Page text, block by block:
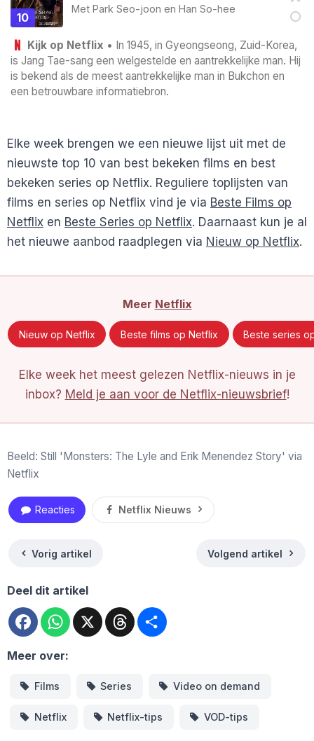
10
Met Park Seo-joon en Han So-hee
Kijk op Netflix • In 1945, in Gyeongseong, Zuid-Korea,
is Jang Tae-sang een welgestelde en aantrekkelijke man. Hij
is bekend als de meest aantrekkelijke man in Bukchon en
een betrouwbare informatiebron.
Elke week brengen we een nieuwe lijst uit met de
nieuwste top 10 van best bekeken films en best
bekeken series op Netflix. Reguliere toplijsten van
films en series op Netflix vind je via Beste Films op
Netflix en Beste Series op Netflix. Daarnaast kun je al
het nieuwe aanbod raadplegen via Nieuw op Netflix.
Meer Netflix
Nieuw op Netflix Beste films op Netflix Beste series
Elke week het meest gelezen Netflix-nieuws in je
inbox? Meld je aan voor de Netflix-nieuwsbrief!
Beeld: Still 'Monsters: The Lyle and Erik Menendez Story' via
Netflix
Reacties Netflix Nieuws
Vorig artikel Volgend artikel
Deel dit artikel
FacebookWhatsApp
X Threads
Meer over:
Films Series Video on demand
Netflix Netflix-tips VOD-tips